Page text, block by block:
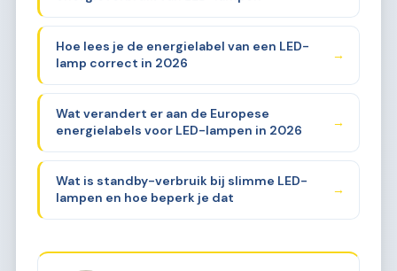
Hoe lees je de energielabel van een LED-
lamp correct in 2026
→
Wat verandert er aan de Europese
energielabels voor LED-lampen in 2026
→
Wat is standby-verbruik bij slimme LED-
lampen en hoe beperk je dat
→